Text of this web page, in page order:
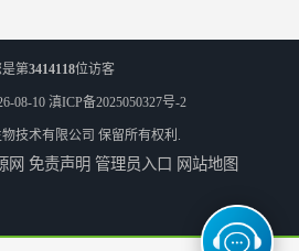
大理酒吧灭鼠 亿之豪生物
第3414118位访客
08-10 滇ICP备2025050327号-2
技术有限公司 保留所有权利.
网 免责声明 管理员入口 网站地图